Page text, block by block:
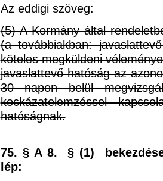
Az eddigi szöveg:
(5) A Kormány által
(a továbbiakban:
köteles megküldeni
javaslattevő hatóság az
30 napon belül
kockázatelemzéssel
hatóságnak.
75. § A 8. § (1)
lép: